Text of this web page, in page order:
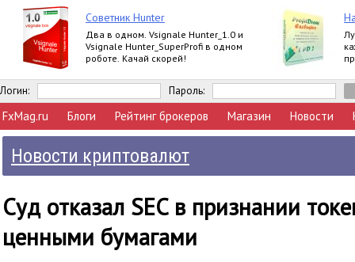
Советник Hunter
Два в одном. Vsignale Hunter_1.0 и
Vsignale Hunter_SuperProfi в одном
роботе. Качай скорей!
Логин: Пароль:
FxMag.ru Блоги Рейтинг брокеров Магазин Новости
Новости криптовалют
Суд отказал SEC в признании
ценными бумагами